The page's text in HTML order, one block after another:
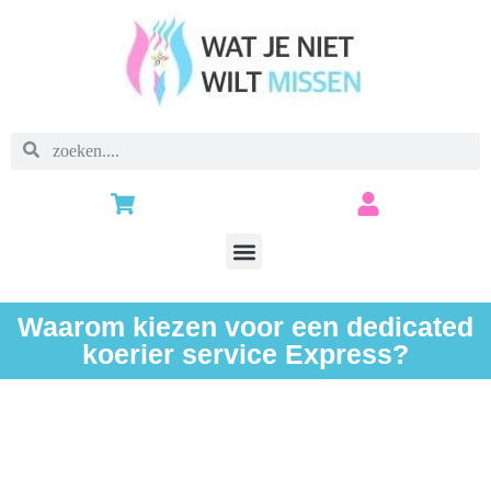
Waarom kiezen voor een dedicated
koerier service Express?